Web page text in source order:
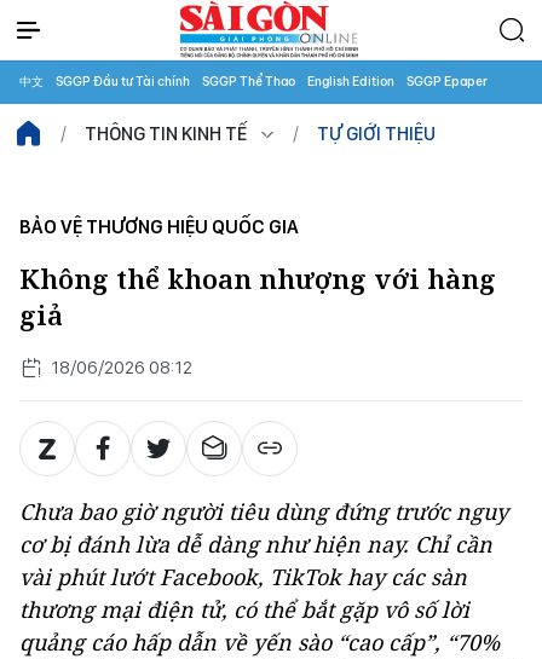
中文 SGGP Đầu tư Tài chính SGGP Thể Thao English Edition SGGP Epaper
THÔNG TIN KINH TẾ TỰ GIỚI THIỆU
BẢO VỆ THƯƠNG HIỆU QUỐC GIA
Không thể khoan nhượng với hàng
giả
18/06/2026 08:12
Chưa bao giờ người tiêu dùng đứng trước nguy
cơ bị đánh lừa dễ dàng như hiện nay. Chỉ cần
vài phút lướt Facebook, TikTok hay các sàn
thương mại điện tử, có thể bắt gặp vô số lời
quảng cáo hấp dẫn về yến sào “cao cấp”, “70%